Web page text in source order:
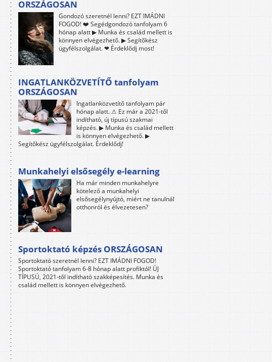
ORSZÁGOSAN
Gondozó szeretnél lenni? EZT IMÁDNI
FOGOD! ❤️ Segédgondozó tanfolyam 6
hónap alatt ▶ Munka és család mellett is
könnyen elvégezhető. ▶ Segítőkész
ügyfélszolgálat. ❤ Érdeklődj most!
INGATLANKÖZVETÍTŐ tanfolyam
ORSZÁGOSAN
Ingatlanközvetítő tanfolyam pár
hónap alatt. ⚠ Ez már a 2021-től
indítható, új típusú szakmai
képzés. ▶ Munka és család mellett
is könnyen elvégezhető. ▶
Segítőkész ügyfélszolgálat. Érdeklődj!
Munkahelyi elsősegély e-learning
Ha már minden munkahelyre
kötelező a munkahelyi
elsősegélynyújtó, miért ne tanulnál
otthonról és élvezetesen?
Sportoktató képzés ORSZÁGOSAN
Sportoktató szeretnél lenni? EZT IMÁDNI FOGOD!
Sportoktató tanfolyam 6-8 hónap alatt profiktól! ÚJ
TÍPUSÚ, 2021-től indítható szakképesítés. Munka és
család mellett is könnyen elvégezhető.